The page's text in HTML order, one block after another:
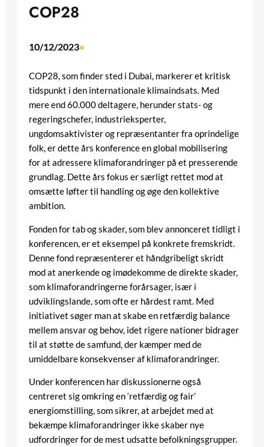
COP28
10/12/2023•
COP28, som finder sted i Dubai, markerer et kritisk
tidspunkt i den internationale klimaindsats. Med
mere end 60.000 deltagere, herunder stats- og
regeringschefer, industrieksperter,
ungdomsaktivister og repræsentanter fra oprindelige
folk, er dette års konference en global mobilisering
for at adressere klimaforandringer på et presserende
grundlag. Dette års fokus er særligt rettet mod at
omsætte løfter til handling og øge den kollektive
ambition.
Fonden for tab og skader, som blev annonceret tidligt i
konferencen, er et eksempel på konkrete fremskridt.
Denne fond repræsenterer et håndgribeligt skridt
mod at anerkende og imødekomme de direkte skader,
som klimaforandringerne forårsager, især i
udviklingslande, som ofte er hårdest ramt. Med
initiativet søger man at skabe en retfærdig balance
mellem ansvar og behov, idet rigere nationer bidrager
til at støtte de samfund, der kæmper med de
umiddelbare konsekvenser af klimaforandringer.
Under konferencen har diskussionerne også
centreret sig omkring en ‘retfærdig og fair’
energiomstilling, som sikrer, at arbejdet med at
bekæmpe klimaforandringer ikke skaber nye
udfordringer for de mest udsatte befolkningsgrupper.